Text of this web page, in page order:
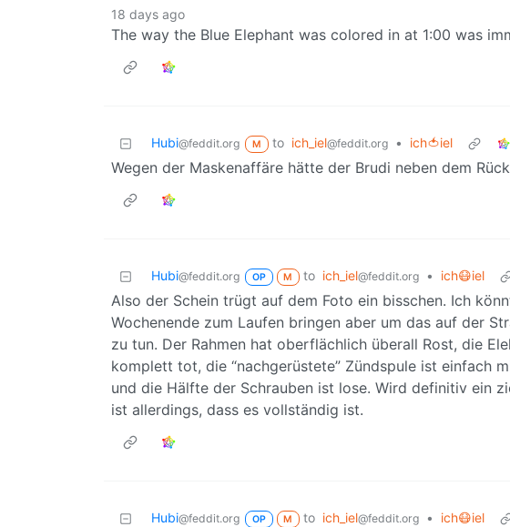
18 days ago
The way the Blue Elephant was colored in at 1:00 was
Hubi@feddit.org M to ich_iel@feddit.org • ich🍅iel
Wegen der Maskenaffäre hätte der Brudi neben dem
Hubi@feddit.org OP M to ich_iel@feddit.org • ich😷iel
Also der Schein trügt auf dem Foto ein bisschen. Ich
Wochenende zum Laufen bringen aber um das auf der
zu tun. Der Rahmen hat oberflächlich überall Rost, die
komplett tot, die “nachgerüstete” Zündspule ist einfach
und die Hälfte der Schrauben ist lose. Wird definitiv ein
ist allerdings, dass es vollständig ist.
Hubi@feddit.org OP M to ich_iel@feddit.org • ich😷iel